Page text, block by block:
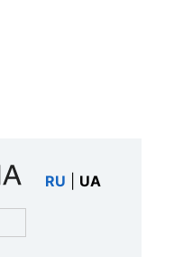
RU UA